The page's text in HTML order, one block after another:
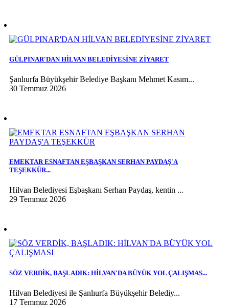
GÜLPINAR'DAN HİLVAN BELEDİYESİNE ZİYARET
Şanlıurfa Büyükşehir Belediye Başkanı Mehmet Kasım...
30 Temmuz 2026
EMEKTAR ESNAFTAN EŞBAŞKAN SERHAN PAYDAŞ'A
TEŞEKKÜR...
Hilvan Belediyesi Eşbaşkanı Serhan Paydaş, kentin ...
29 Temmuz 2026
SÖZ VERDİK, BAŞLADIK: HİLVAN'DA BÜYÜK YOL ÇALIŞMAS...
Hilvan Belediyesi ile Şanlıurfa Büyükşehir Belediy...
17 Temmuz 2026